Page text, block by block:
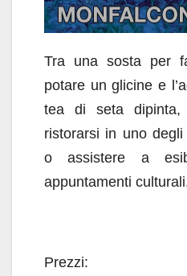
Tra una sosta per
potare un glicine e
tea di seta dipinta,
ristorarsi in uno
o assistere a
appuntamenti
Prezzi: